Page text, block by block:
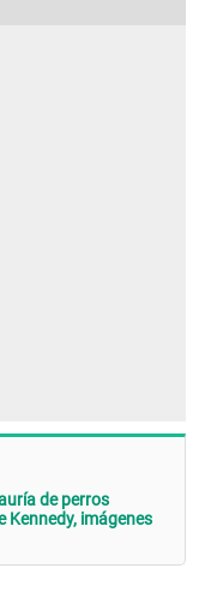
de perros
Kennedy, imágenes